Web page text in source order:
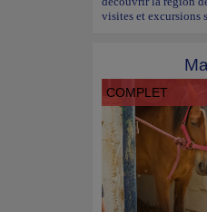
visites et excursions
COMPLET